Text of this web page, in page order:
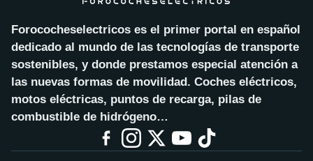
Forococheselectricos es el primer portal en español
dedicado al mundo de las tecnologías de transporte
sostenibles, y donde prestamos especial atención a
las nuevas formas de movilidad. Coches eléctricos,
motos eléctricas, puntos de recarga, pilas de
combustible de hidrógeno…